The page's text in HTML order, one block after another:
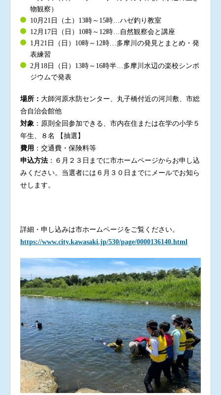
物観察）
10月21日（土）13時～15時…ハゼ釣り教室
12月17日（日）10時～12時…自然観察会と講座
1月21日（日）10時～12時…多摩川の発見とまとめ・発
表練習
2月18日（日）13時～16時半…多摩川水辺の楽校シンポ
ジウムで発表
場所 ： 大師河原水防センター、丸子橋付近の河川敷、市総
合自治会館他
対象 ：原則全回参加できる、市内在住または在学の小学５
年生、８名 【抽選】
費用 ：交通費・保険料等
申込方法 ：６月２３日までに市ホームページからお申し込
みください。当選者には６月３０日までにメールでお知ら
せします。
詳細・申し込みは市ホームページをご覧ください。
https://www.city.kawasaki.jp/530/page/0000136140.html